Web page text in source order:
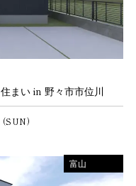
まい in 野々市市位川
(SUN)
富山